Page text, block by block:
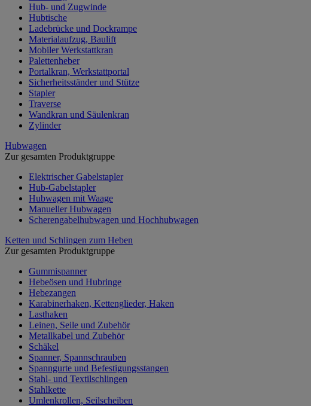
Hub- und Zugwinde
Hubtische
Ladebrücke und Dockrampe
Materialaufzug, Baulift
Mobiler Werkstattkran
Palettenheber
Portalkran, Werkstattportal
Sicherheitsständer und Stütze
Stapler
Traverse
Wandkran und Säulenkran
Zylinder
Hubwagen
Zur gesamten Produktgruppe
Elektrischer Gabelstapler
Hub-Gabelstapler
Hubwagen mit Waage
Manueller Hubwagen
Scherengabelhubwagen und Hochhubwagen
Ketten und Schlingen zum Heben
Zur gesamten Produktgruppe
Gummispanner
Hebeösen und Hubringe
Hebezangen
Karabinerhaken, Kettenglieder, Haken
Lasthaken
Leinen, Seile und Zubehör
Metallkabel und Zubehör
Schäkel
Spanner, Spannschrauben
Spanngurte und Befestigungsstangen
Stahl- und Textilschlingen
Stahlkette
Umlenkrollen, Seilscheiben